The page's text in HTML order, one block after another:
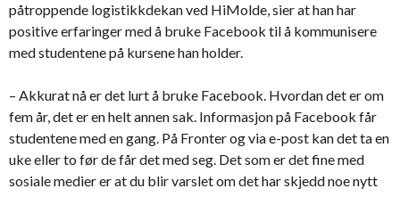
påtroppende logistikkdekan ved HiMolde, sier at han har
positive erfaringer med å bruke Facebook til å kommunisere
med studentene på kursene han holder.
– Akkurat nå er det lurt å bruke Facebook. Hvordan det er om
fem år, det er en helt annen sak. Informasjon på Facebook får
studentene med en gang. På Fronter og via e-post kan det ta en
uke eller to før de får det med seg. Det som er det fine med
sosiale medier er at du blir varslet om det har skjedd noe nytt